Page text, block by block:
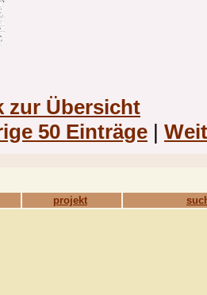
zur Übersicht
50 Einträge |
projekt